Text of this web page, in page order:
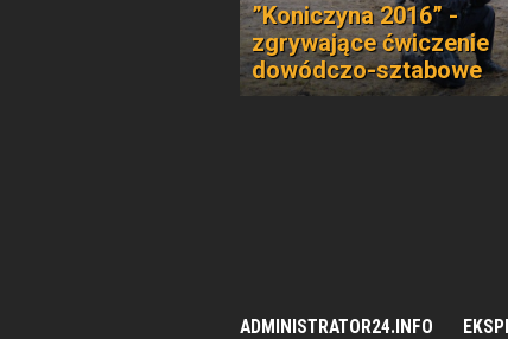
”Koniczyna 2016” -
zgrywające ćwiczenie
dowódczo-sztabowe
ADMINISTRATOR24.INFO